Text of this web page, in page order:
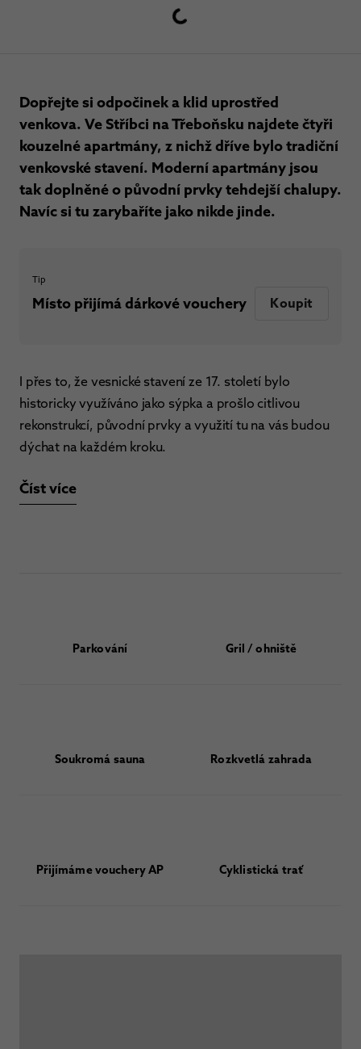
Dopřejte si odpočinek a klid uprostřed
venkova. Ve Stříbci na Třeboňsku najdete čtyři
kouzelné apartmány, z nichž dříve bylo tradiční
venkovské stavení. Moderní apartmány jsou
tak doplněné o původní prvky tehdejší chalupy.
Navíc si tu zarybaříte jako nikde jinde.
Tip
Místo přijímá dárkové vouchery Koupit
I přes to, že vesnické stavení ze 17. století bylo
historicky využíváno jako sýpka a prošlo citlivou
rekonstrukcí, původní prvky a využití tu na vás budou
dýchat na každém kroku.
Číst více
Parkování Gril / ohniště
Soukromá sauna Rozkvetlá zahrada
Přijímáme vouchery AP Cyklistická trať